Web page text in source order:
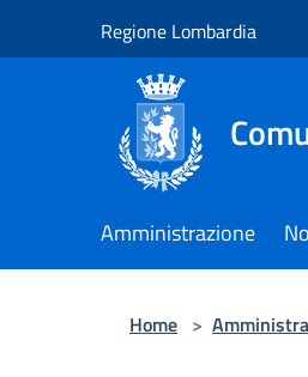
Regione Lombardia
Amministrazione
Home >